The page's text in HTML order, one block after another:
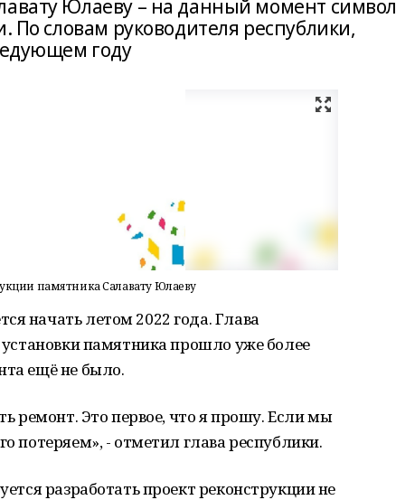
Юлаеву – на данный момент символ
По словам руководителя республики,
году
памятника Салавату Юлаеву
начать летом 2022 года. Глава
памятника прошло уже более
ещё не было.
ремонт. Это первое, что я прошу. Если мы
потеряем», - отметил глава республики.
разработать проект реконструкции не